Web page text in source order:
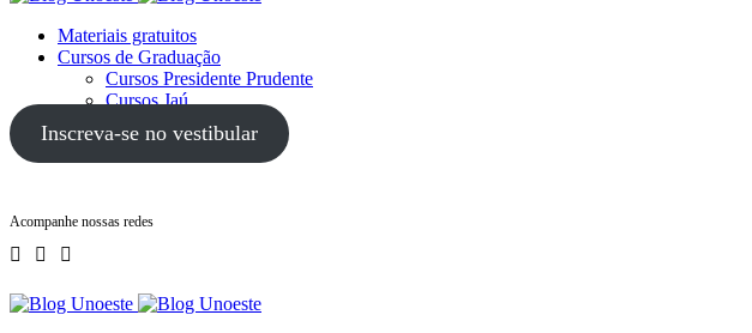
Materiais gratuitos
Cursos de Graduação
Cursos Presidente Prudente
Cursos Jaú
Cursos Guarujá
Inscreva-se no vestibular
Acompanhe nossas redes